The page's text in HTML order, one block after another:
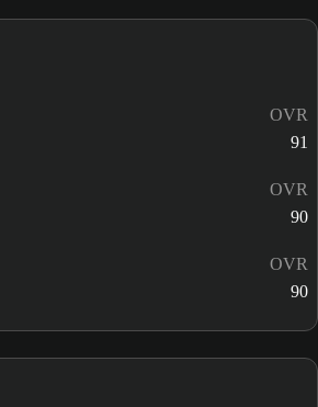
OVR
91
OVR
90
OVR
90